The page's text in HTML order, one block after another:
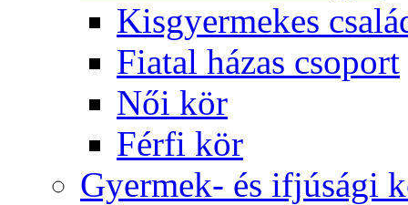
Kisgyermekes
Fiatal házas csoport
Női kör
Férfi kör
Gyermek- és ifjúsági